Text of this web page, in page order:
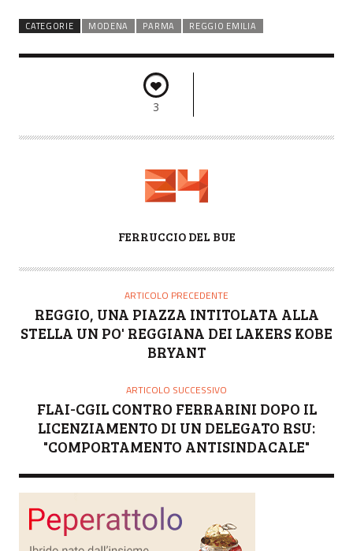
CATEGORIE MODENA PARMA REGGIO EMILIA
3
T
E
FERRUCCIO DEL BUE
ARTICOLO PRECEDENTE
REGGIO, UNA PIAZZA INTITOLATA ALLA
STELLA UN PO' REGGIANA DEI LAKERS KOBE
BRYANT
ARTICOLO SUCCESSIVO
FLAI-CGIL CONTRO FERRARINI DOPO IL
LICENZIAMENTO DI UN DELEGATO RSU:
"COMPORTAMENTO ANTISINDACALE"